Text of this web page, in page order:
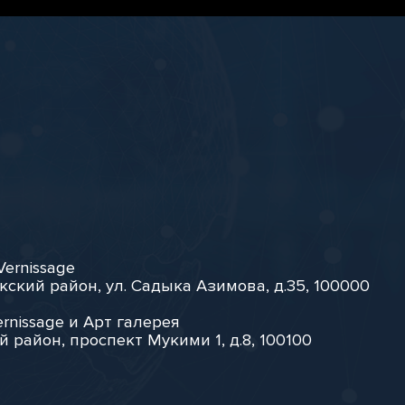
район, ул. Садыка Азимова, д.35, 100000
и Арт галерея
район, проспект Мукими 1, д.8, 100100